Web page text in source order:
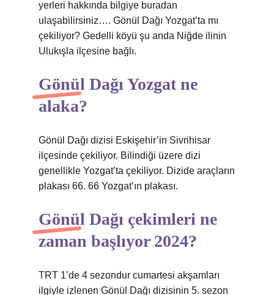
yerleri hakkında bilgiye buradan
ulaşabilirsiniz…. Gönül Dağı Yozgat’ta mı
çekiliyor? Gedelli köyü şu anda Niğde ilinin
Ulukışla ilçesine bağlı.
Gönül Dağı Yozgat ne
alaka?
Gönül Dağı dizisi Eskişehir’in Sivrihisar
ilçesinde çekiliyor. Bilindiği üzere dizi
genellikle Yozgat’ta çekiliyor. Dizide araçların
plakası 66. 66 Yozgat’ın plakası.
Gönül Dağı çekimleri ne
zaman başlıyor 2024?
TRT 1’de 4 sezondur cumartesi akşamları
ilgiyle izlenen Gönül Dağı dizisinin 5. sezon